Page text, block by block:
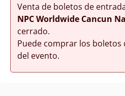
Venta de boletos de
NPC Worldwide Cancun
cerrado.
Puede comprar los boletos
del evento.